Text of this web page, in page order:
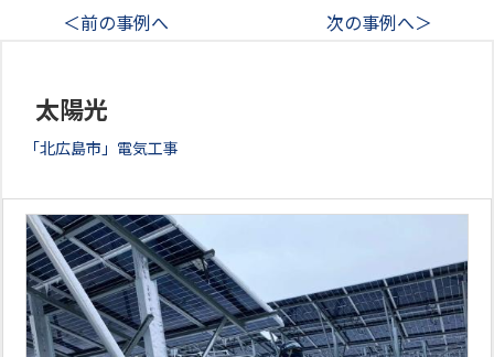
＜前の事例へ
次の事例へ＞
太陽光
「北広島市」電気工事